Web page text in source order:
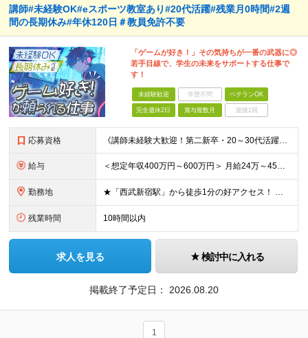
講師#未経験OK#eスポーツ教室あり#20代活躍#残業月0時間#2週
間の長期休み#年休120日＃教員免許不要
「ゲームが好き！」その気持ちが一番の武器に◎
若手目線で、学生の未来をサポートする仕事で
す！
未経験歓迎 学歴不問 ベテランOK
完全週休2日 賞与複数月 面接1回
応募資格 《講師未経験大歓迎！第二新卒・20～30代活躍中》 ◆大卒以上 ◆何らかのITまたはゲーム業界のご経験をお持ちの方 ┗プログラマー・ゲーム企画経験者など、職種・経験年数は不問！ 業界経験者であればご
給与 ＜想定年収400万円～600万円＞ 月給24万～45万円+各種手当+賞与年2回 ※超過分は別途支給 ※試用期間3ヶ月あり（期間中は講師手当は減額支給、その他の待遇に差異なし） ※固定残業代：時間外労働
勤務地 ★「西武新宿駅」から徒歩1分の好アクセス！ 東京都新宿区百人町1-5-6 ※(変更の範囲)上記を除く当社関連勤務地
残業時間 10時間以内
求人を見る 検討中に入れる
掲載終了予定日： 2026.08.20
1